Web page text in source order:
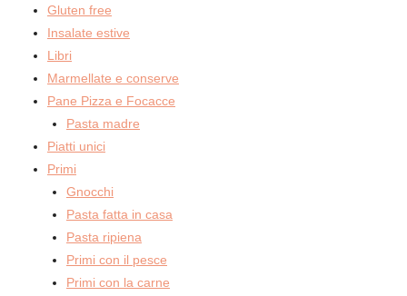
Gluten free
Insalate estive
Libri
Marmellate e conserve
Pane Pizza e Focacce
Pasta madre
Piatti unici
Primi
Gnocchi
Pasta fatta in casa
Pasta ripiena
Primi con il pesce
Primi con la carne